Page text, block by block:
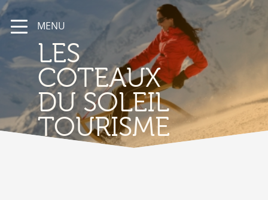
MENU
LES
COTEAUX
DU SOLEIL
TOURISME